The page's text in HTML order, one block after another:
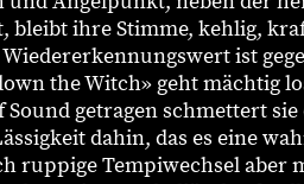
ihre Stimme, kehlig,
ist
the Witch» geht mächtig
getragen schmettert
dahin, das es eine
ruppige Tempiwechsel aber